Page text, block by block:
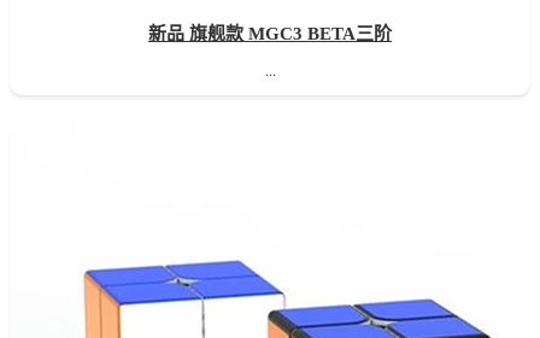
新品 旗舰款 MGC3 BETA三阶
...